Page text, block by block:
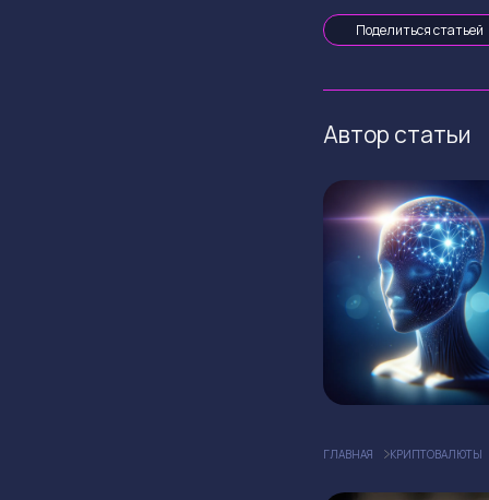
Поделиться статьей
Автор статьи
ГЛАВНАЯ КРИПТОВАЛЮТЫ